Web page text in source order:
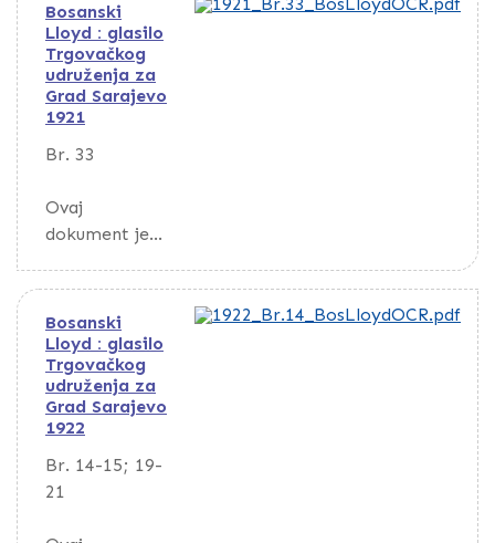
Bosanski
Lloyd : glasilo
Trgovačkog
udruženja za
Grad Sarajevo
1921
Br. 33
Ovaj
dokument je
korištenjem
optičkog
prepoznavanj
a znakova
(OCR).
pretražili
dokument,
Bosanski
Lloyd : glasilo
Trgovačkog
udruženja za
Grad Sarajevo
1922
Br. 14-15; 19-
21